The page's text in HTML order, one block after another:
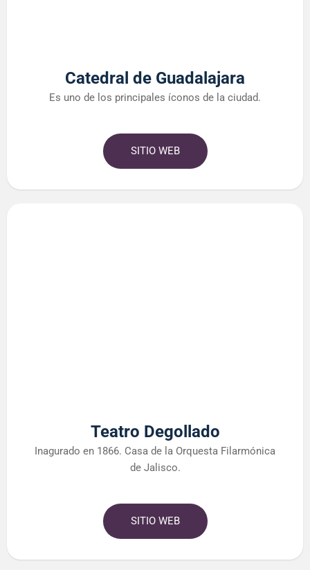
Catedral de Guadalajara
Es uno de los principales íconos de la ciudad.
SITIO WEB
Teatro Degollado
Inagurado en 1866. Casa de la Orquesta Filarmónica
de Jalisco.
SITIO WEB